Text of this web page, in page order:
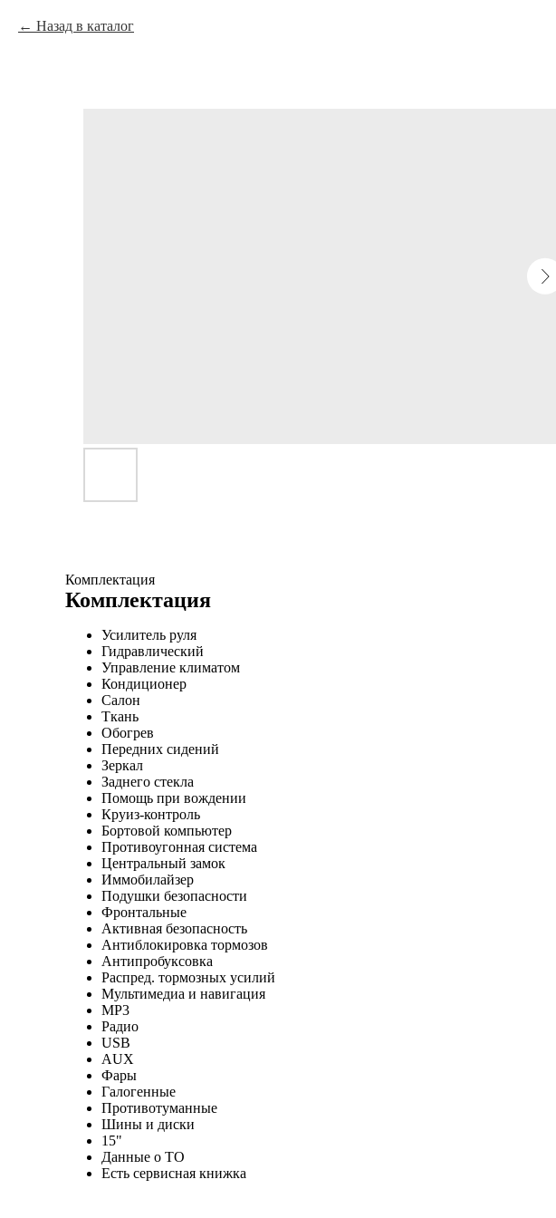
Назад в каталог
Комплектация
Комплектация
Усилитель руля
Гидравлический
Управление климатом
Кондиционер
Салон
Ткань
Обогрев
Передних сидений
Зеркал
Заднего стекла
Помощь при вождении
Круиз-контроль
Бортовой компьютер
Противоугонная система
Центральный замок
Иммобилайзер
Подушки безопасности
Фронтальные
Активная безопасность
Антиблокировка тормозов
Антипробуксовка
Распред. тормозных усилий
Мультимедиа и навигация
MP3
Радио
USB
AUX
Фары
Галогенные
Противотуманные
Шины и диски
15"
Данные о ТО
Есть сервисная книжка